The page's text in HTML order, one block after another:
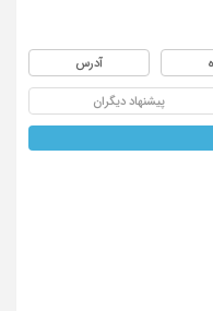
آدرس
پیشنهاد دیگران